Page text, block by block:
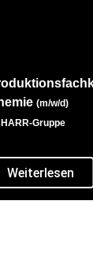
(m/w/d)
Gruppe
Weiterlesen